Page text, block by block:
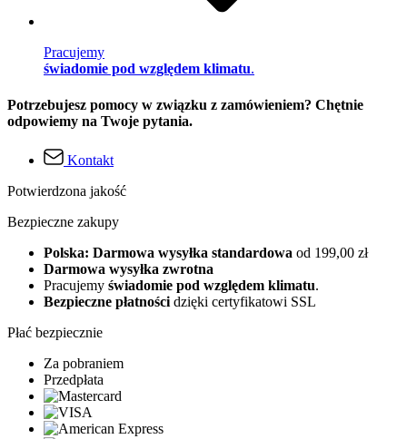
Pracujemy
świadomie pod względem klimatu.
Potrzebujesz pomocy w związku z zamówieniem? Chętnie
odpowiemy na Twoje pytania.
Kontakt
Potwierdzona jakość
Bezpieczne zakupy
Polska: Darmowa wysyłka standardowa od 199,00 zł
Darmowa wysyłka zwrotna
Pracujemy świadomie pod względem klimatu.
Bezpieczne płatności dzięki certyfikatowi SSL
Płać bezpiecznie
Za pobraniem
Przedpłata